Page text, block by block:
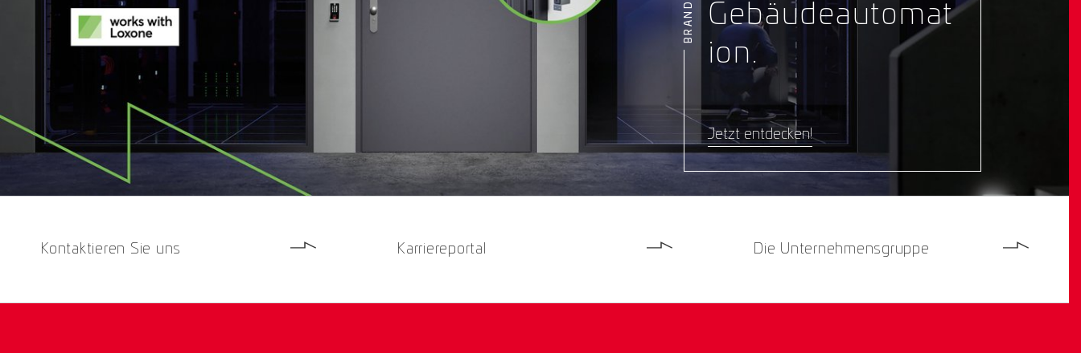
Gebäudeautomat
ion.
Jetzt entdecken!
Kontaktieren Sie uns Karriereportal Die Unternehmensgruppe